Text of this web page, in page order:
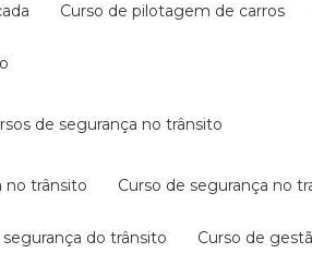
curso de pilotagem de carros
de segurança no trânsito
no trânsito curso de segurança no
segurança do trânsito curso de